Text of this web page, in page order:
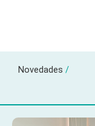
Novedades /